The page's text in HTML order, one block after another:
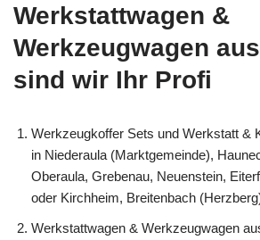
Werkstattwagen &
Werkzeugwagen
sind wir Ihr Profi
Werkzeugkoffer Sets und Werkstatt &
in Niederaula (Marktgemeinde),
Oberaula, Grebenau, Neuenstein,
oder Kirchheim, Breitenbach
Werkstattwagen & Werkzeugwagen